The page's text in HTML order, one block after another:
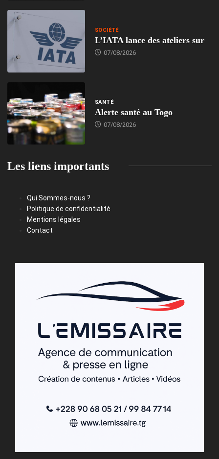
SOCIÉTÉ
L’IATA lance des ateliers sur
07/08/2026
SANTÉ
Alerte santé au Togo
07/08/2026
Les liens importants
Qui Sommes-nous ?
Politique de confidentialité
Mentions légales
Contact